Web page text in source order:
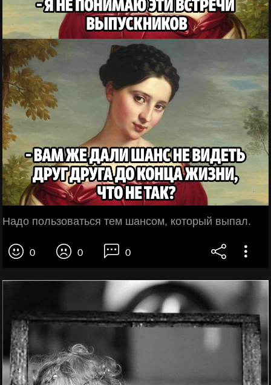
Надо пользоваться тем шансом, который выпал.
0 0 0